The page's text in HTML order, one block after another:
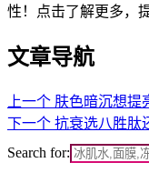
性！点击了解更多，
文章导航
上一个 肤色暗沉想提
下一个 抗衰选八胜肽
Search for: